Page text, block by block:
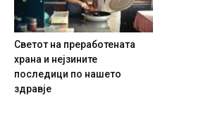
Светот на преработената
храна и нејзините
последици по нашето
здравје